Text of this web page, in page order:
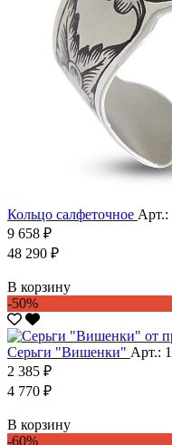
Кольцо салфеточное Арт.:
9 658 ₽
48 290 ₽
В корзину
-50%
Серьги "Вишенки" Арт.:
2 385 ₽
4 770 ₽
В корзину
-60%